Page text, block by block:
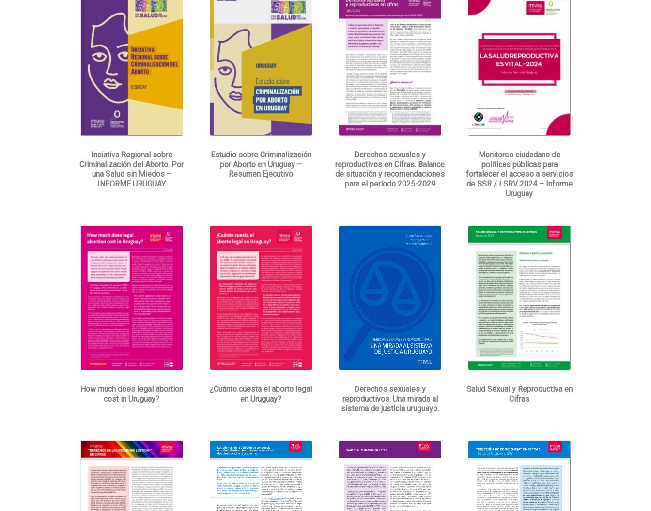
Inciativa Regional sobre
Criminalización del Aborto. Por
una Salud sin Miedos –
INFORME URUGUAY
Estudio sobre Criminalización
por Aborto en Uruguay –
Resumen Ejecutivo
Derechos sexuales y
reproductivos en Cifras. Balance
de situación y recomendaciones
para el período 2025-2029
Monitoreo ciudadano de
políticas públicas para
fortalecer el acceso a servicios
de SSR / LSRV 2024 – Informe
Uruguay
How much does legal abortion
cost in Uruguay?
¿Cuánto cuesta el aborto legal
en Uruguay?
Derechos sexuales y
reproductivos. Una mirada al
sistema de justicia uruguayo.
Salud Sexual y Reproductiva en
Cifras